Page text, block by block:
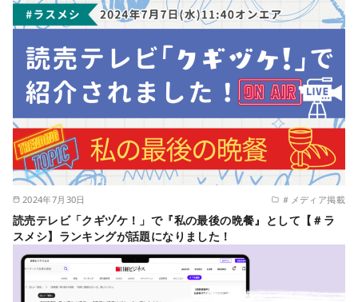
2024年7月30日 ＃メディア掲載
読売テレビ「クギヅケ！」で『私の最後の晩餐』として【＃ラ
スメシ】ランキングが話題になりました！